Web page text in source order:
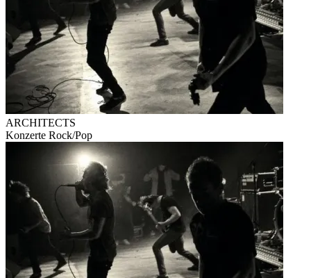
ARCHITECTS
Konzerte Rock/Pop